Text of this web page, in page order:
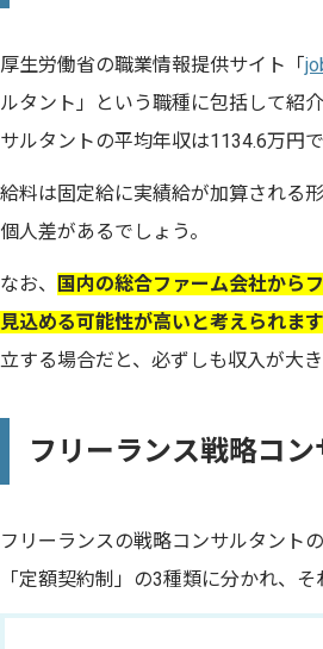
厚生労働省の職業情報提供サイト「
ルタント」という職種に包括して紹
サルタントの平均年収は1134.6万円で
給料は固定給に実績給が加算される
個人差があるでしょう。
なお、
国内の総合ファーム会社から
見込める可能性が高いと考えられます
立する場合だと、必ずしも収入が大
フリーランス戦略コ
フリーランスの戦略コンサルタント
「定額契約制」の3種類に分かれ、